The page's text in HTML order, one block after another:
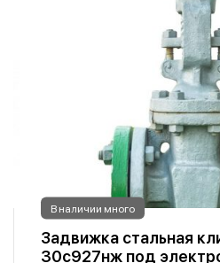
В наличии много
Задвижка стальная
30с927нж под